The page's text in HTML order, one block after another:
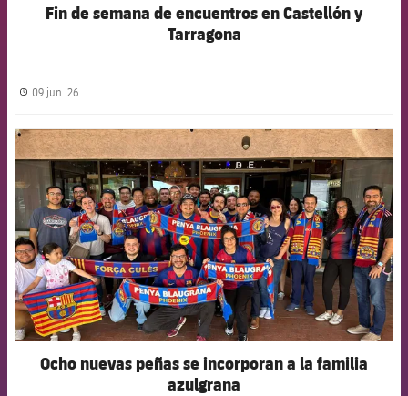
Fin de semana de encuentros en Castellón y
Tarragona
label.share.clock
09 jun. 26
FCB Barcelona badge
Ocho nuevas peñas se incorporan a la familia
azulgrana